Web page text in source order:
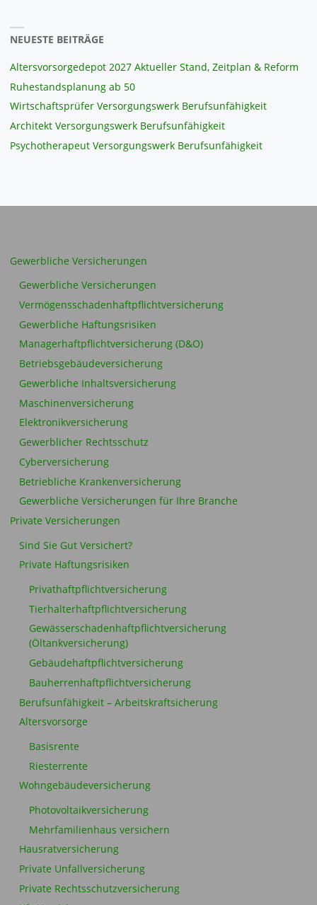
NEUESTE BEITRÄGE
Altersvorsorgedepot 2027 Aktueller Stand, Zeitplan & Reform
Ruhestandsplanung ab 50
Wirtschaftsprüfer Versorgungswerk Berufsunfähigkeit
Architekt Versorgungswerk Berufsunfähigkeit
Psychotherapeut Versorgungswerk Berufsunfähigkeit
Gewerbliche Versicherungen
Gewerbliche Versicherungen
Vermögensschadenhaftpflichtversicherung
Gewerbliche Haftungsrisiken
Managerhaftpflichtversicherung (D&O)
Betriebsgebäudeversicherung
Gewerbliche Inhaltsversicherung
Maschinenversicherung
Elektronikversicherung
Gewerblicher Rechtsschutz
Cyberversicherung
Betriebliche Krankenversicherung
Gewerbliche Versicherungen für Ihre Branche
Private Versicherungen
Sind Sie Gut Versichert?
Private Haftungsrisiken
Privathaftpflichtversicherung
Tierhalterhaftpflichtversicherung
Gewässerschadenhaftpflichtversicherung
(Öltankversicherung)
Gebäudehaftpflichtversicherung
Bauherrenhaftpflichtversicherung
Berufsunfähigkeit – Arbeitskraftsicherung
Altersvorsorge
Basisrente
Riesterrente
Wohngebäudeversicherung
Photovoltaikversicherung
Mehrfamilienhaus versichern
Hausratversicherung
Private Unfallversicherung
Private Rechtsschutzversicherung